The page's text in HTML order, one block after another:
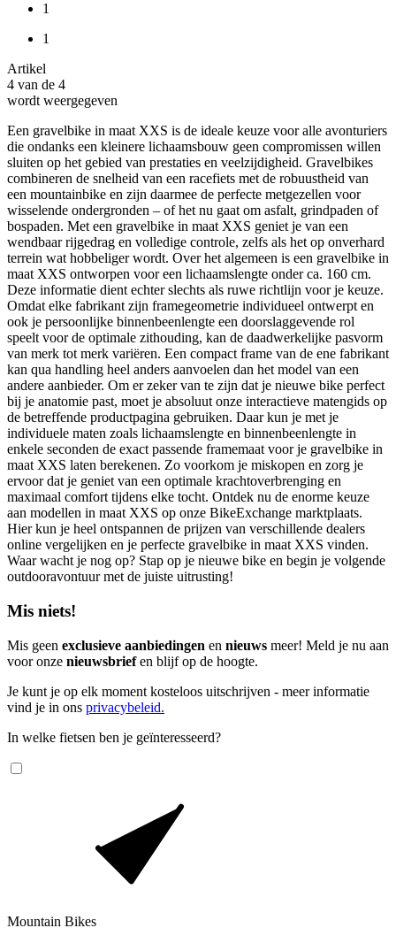
1
1
Artikel
4 van de 4
wordt weergegeven
Een gravelbike in maat XXS is de ideale keuze voor alle avonturiers
die ondanks een kleinere lichaamsbouw geen compromissen willen
sluiten op het gebied van prestaties en veelzijdigheid. Gravelbikes
combineren de snelheid van een racefiets met de robuustheid van
een mountainbike en zijn daarmee de perfecte metgezellen voor
wisselende ondergronden – of het nu gaat om asfalt, grindpaden of
bospaden. Met een gravelbike in maat XXS geniet je van een
wendbaar rijgedrag en volledige controle, zelfs als het op onverhard
terrein wat hobbeliger wordt. Over het algemeen is een gravelbike in
maat XXS ontworpen voor een lichaamslengte onder ca. 160 cm.
Deze informatie dient echter slechts als ruwe richtlijn voor je keuze.
Omdat elke fabrikant zijn framegeometrie individueel ontwerpt en
ook je persoonlijke binnenbeenlengte een doorslaggevende rol
speelt voor de optimale zithouding, kan de daadwerkelijke pasvorm
van merk tot merk variëren. Een compact frame van de ene fabrikant
kan qua handling heel anders aanvoelen dan het model van een
andere aanbieder. Om er zeker van te zijn dat je nieuwe bike perfect
bij je anatomie past, moet je absoluut onze interactieve matengids op
de betreffende productpagina gebruiken. Daar kun je met je
individuele maten zoals lichaamslengte en binnenbeenlengte in
enkele seconden de exact passende framemaat voor je gravelbike in
maat XXS laten berekenen. Zo voorkom je miskopen en zorg je
ervoor dat je geniet van een optimale krachtoverbrenging en
maximaal comfort tijdens elke tocht. Ontdek nu de enorme keuze
aan modellen in maat XXS op onze BikeExchange marktplaats.
Hier kun je heel ontspannen de prijzen van verschillende dealers
online vergelijken en je perfecte gravelbike in maat XXS vinden.
Waar wacht je nog op? Stap op je nieuwe bike en begin je volgende
outdooravontuur met de juiste uitrusting!
Mis niets!
Mis geen exclusieve aanbiedingen en nieuws meer! Meld je nu aan
voor onze nieuwsbriefen blijf op de hoogte.
Je kunt je op elk moment kosteloos uitschrijven - meer informatie
vind je in ons privacybeleid.
In welke fietsen ben je geïnteresseerd?
Mountain Bikes